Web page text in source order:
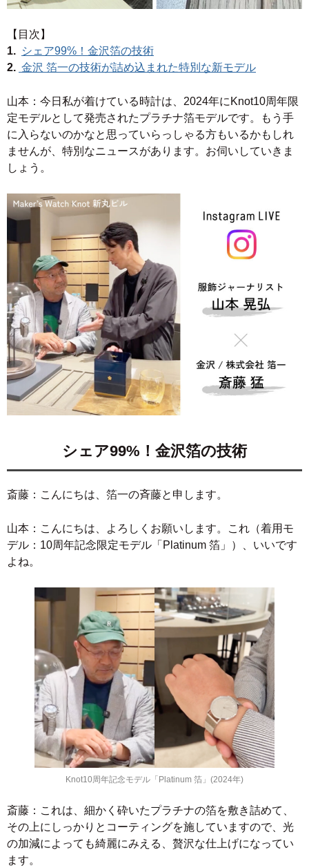
【目次】
1. シェア99%！金沢箔の技術
2. 金沢 箔一の技術が詰め込まれた特別な新モデル
山本：今日私が着けている時計は、2024年にKnot10周年限
定モデルとして発売されたプラチナ箔モデルです。もう手
に入らないのかなと思っていらっしゃる方もいるかもしれ
ませんが、特別なニュースがあります。お伺いしていきま
しょう。
シェア99%！金沢箔の技術
斎藤：こんにちは、箔一の斉藤と申します。
山本：こんにちは、よろしくお願いします。
これ（着用モ
デル：10周年記念限定モデル「Platinum 箔」）、いいです
よね。
Knot10周年記念モデル「Platinum 箔」(2024年)
斎藤：これは、細かく砕いたプラチナの箔を敷き詰めて、
その上にしっかりとコーティングを施していますので、光
の加減によっても綺麗にみえる、贅沢な仕上げになってい
ます。